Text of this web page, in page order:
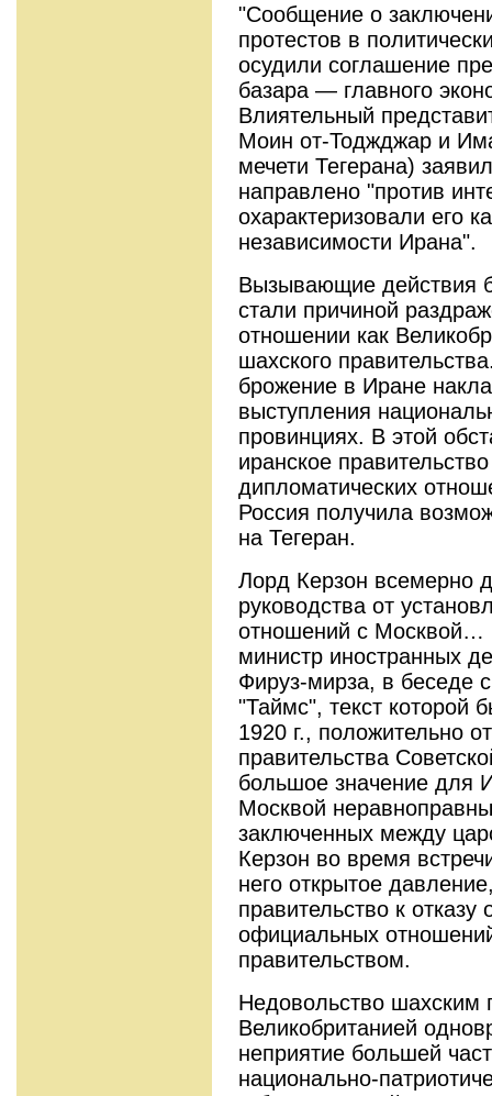
"Сообщение о
протестов в
осудили соглашение
базара — главного
Влиятельный
Моин от-Тоджджар и
мечети Тегерана)
направлено "против
охарактеризовали его
независимости Ирана".
Вызывающие действия
стали причиной
отношении как
шахского
брожение в Иране
выступления
провинциях. В этой
иранское
дипломатических
Россия получила
на Тегеран.
Лорд Керзон всемерно
руководства от
отношений с Москвой…
министр иностранных
Фируз-мирза, в беседе
"Таймс", текст которой
1920 г., положительно
правительства
большое значение для
Москвой
заключенных между
Керзон во время
него открытое
правительство к
официальных
правительством.
Недовольство шахским
Великобританией
неприятие большей
национально-